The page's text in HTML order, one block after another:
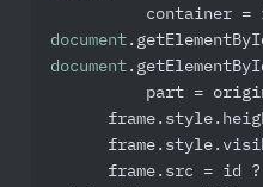
document
document
frame.src = id